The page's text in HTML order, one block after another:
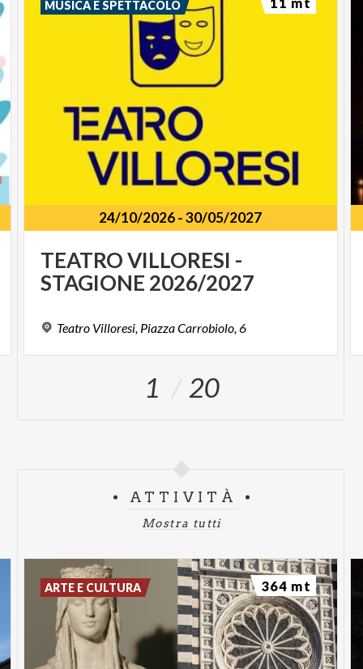
24/10/2026-30/05/2027
TEATROVILLORESI -
STAGIONE 2026/2027
Teatro Villoresi, PiazzaCarrobiolo,6
MUSICA E SPETTACOLO
1 20
ATTIVITÀ
Mostra tutti
ARTE E CULTURA 364 mt